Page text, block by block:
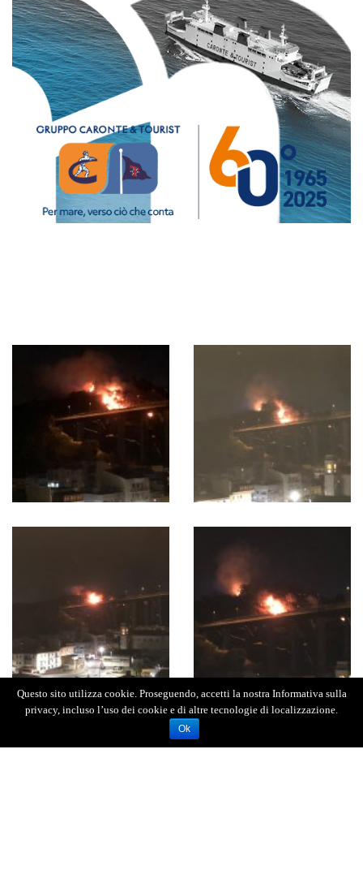
Questo sito utilizza cookie. Proseguendo, accetti la nostra Informativa sulla
privacy, incluso l’uso dei cookie e di altre tecnologie di localizzazione.
Ok